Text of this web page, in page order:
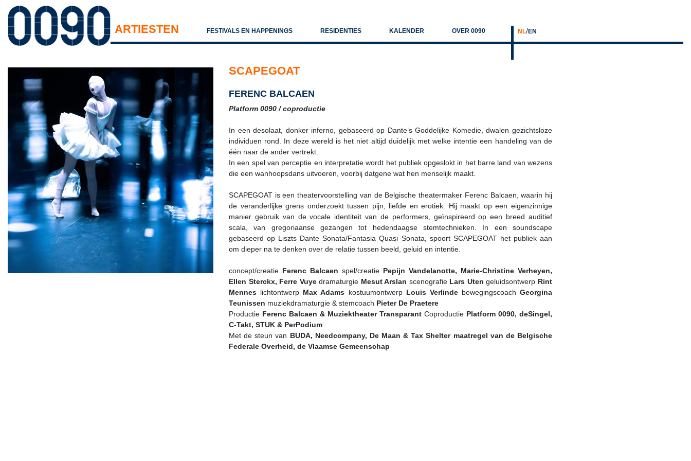
NL/EN
ARTIESTEN FESTIVALS EN HAPPENINGS RESIDENTIES KALENDER OVER 0090
KNACK focus- Els Van Steenberghe
SCAPEGOAT
FERENC BALCAEN
Platform 0090 / coproductie
In een desolaat, donker inferno, gebaseerd op Dante’s Goddelijke Komedie, dwalen gezichtsloze
individuen rond. In deze wereld is het niet altijd duidelijk met welke intentie een handeling van de
één naar de ander vertrekt.
In een spel van perceptie en interpretatie wordt het publiek opgeslokt in het barre land van wezens
die een wanhoopsdans uitvoeren, voorbij datgene wat hen menselijk maakt.
SCAPEGOAT is een theatervoorstelling van de Belgische theatermaker Ferenc Balcaen, waarin hij
de veranderlijke grens onderzoekt tussen pijn, liefde en erotiek. Hij maakt op een eigenzinnige
manier gebruik van de vocale identiteit van de performers, geïnspireerd op een breed auditief
scala, van gregoriaanse gezangen tot hedendaagse stemtechnieken. In een soundscape
gebaseerd op Liszts Dante Sonata/Fantasia Quasi Sonata, spoort SCAPEGOAT het publiek aan
om dieper na te denken over de relatie tussen beeld, geluid en intentie.
concept/creatie Ferenc Balcaen spel/creatie Pepijn Vandelanotte, Marie-Christine Verheyen,
Ellen Sterckx, Ferre Vuyedramaturgie Mesut Arslan scenografie Lars Uten geluidsontwerp Rint
Mennes lichtontwerp Max Adams kostuumontwerp Louis Verlindebewegingscoach Georgina
Teunissen muziekdramaturgie & stemcoach Pieter De Praetere
Productie Ferenc Balcaen & Muziektheater Transparant Coproductie Platform 0090, deSingel,
C-Takt, STUK & PerPodium
Met de steun van BUDA, Needcompany, De Maan & Tax Shelter maatregel van de Belgische
Federale Overheid, de Vlaamse Gemeenschap